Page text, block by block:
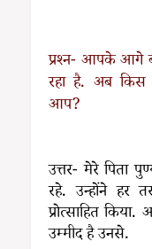
प्रश्न- आपके आगे
रहा है. अब किस
आप?
उत्तर- मेरे पिता
रहे. उन्होंने
प्रोत्साहित
उम्मीद है उनसे.